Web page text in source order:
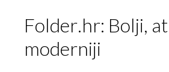
Folder.hr: Bolji,
moderniji